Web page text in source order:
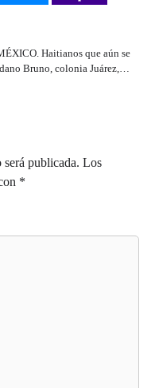
Haitianos que aún se
Bruno, colonia Juárez,…
publicada. Los
*